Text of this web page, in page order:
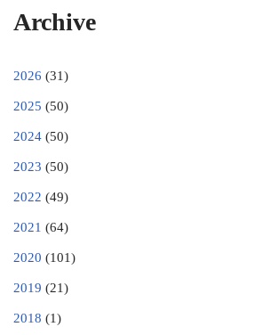
Archive
2026 (31)
2025 (50)
2024 (50)
2023 (50)
2022 (49)
2021 (64)
2020 (101)
2019 (21)
2018 (1)